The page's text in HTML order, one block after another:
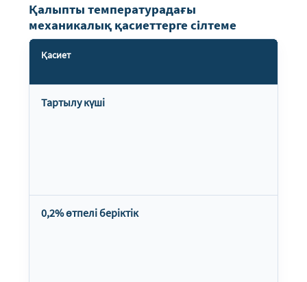
Қалыпты температурадағы
механикалық қасиеттерге сілтеме
Қасиет
Тартылу күші
0,2% өтпелі беріктік